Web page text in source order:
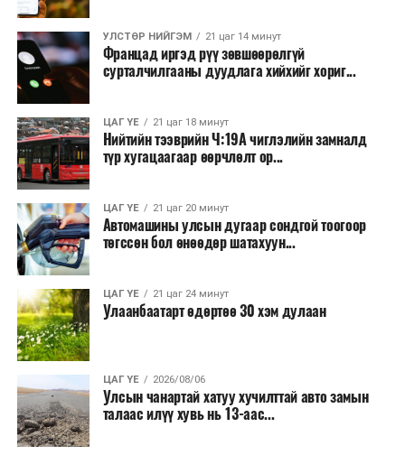
УЛСТӨР НИЙГЭМ 21 цаг 14 минут
Францад иргэд рүү зөвшөөрөлгүй
сурталчилгааны дуудлага хийхийг хориг...
ЦАГ ҮЕ 21 цаг 18 минут
Нийтийн тээврийн Ч:19А чиглэлийн замналд
түр хугацаагаар өөрчлөлт ор...
ЦАГ ҮЕ 21 цаг 20 минут
Автомашины улсын дугаар сондгой тоогоор
төгссөн бол өнөөдөр шатахуун...
ЦАГ ҮЕ 21 цаг 24 минут
Улаанбаатарт өдөртөө 30 хэм дулаан
ЦАГ ҮЕ 2026/08/06
Улсын чанартай хатуу хучилттай авто замын
талаас илүү хувь нь 13-аас...